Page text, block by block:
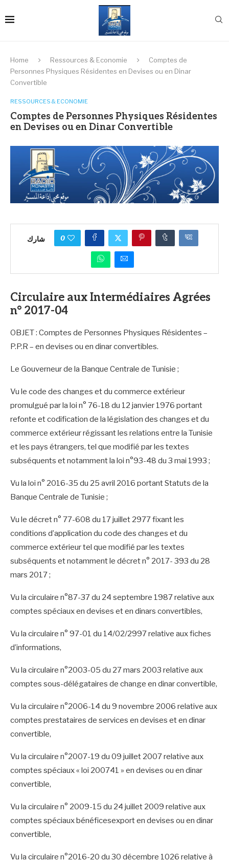
Home Ressources & Economie
Comptes de
Personnes Physiques Résidentes en Devises ou en Dinar
Convertible
RESSOURCES & ECONOMIE
Comptes de Personnes Physiques Résidentes
en Devises ou en Dinar Convertible
شارك 0
Circulaire aux Intermédiaires Agrées
n° 2017-04
OBJET : Comptes de Personnes Physiques Résidentes –
P.P.R – en devises ou en dinar convertibles.
Le Gouverneur de la Banque Centrale de Tunisie ;
Vu le code des changes et du commerce extérieur
promulgué par la loi n° 76-18 du 12 janvier 1976 portant
refonte et codification de la législation des changes et du
commerce extérieur régissant les relations entre la Tunisie
et les pays étrangers, tel que modifié par les textes
subséquents et notamment la loi n°93-48 du 3 mai 1993 ;
Vu la loi n° 2016-35 du 25 avril 2016 portant Statuts de la
Banque Centrale de Tunisie ;
Vu le décret n° 77-608 du 17 juillet 2977 fixant les
conditions d’application du code des changes et du
commerce extérieur tel que modifié par les textes
subséquents et notamment le décret n° 2017- 393 du 28
mars 2017 ;
Vu la circulaire n°87-37 du 24 septembre 1987 relative aux
comptes spéciaux en devises et en dinars convertibles,
Vu la circulaire n° 97-01 du 14/02/2997 relative aux fiches
d’informations,
Vu la circulaire n°2003-05 du 27 mars 2003 relative aux
comptes sous-délégataires de change en dinar convertible,
Vu la circulaire n°2006-14 du 9 novembre 2006 relative aux
comptes prestataires de services en devises et en dinar
convertible,
Vu la circulaire n°2007-19 du 09 juillet 2007 relative aux
comptes spéciaux « loi 200741 » en devises ou en dinar
convertible,
Vu la circulaire n° 2009-15 du 24 juillet 2009 relative aux
comptes spéciaux bénéficesexport en devises ou en dinar
convertible,
Vu la circulaire n°2016-20 du 30 décembre 1026 relative à